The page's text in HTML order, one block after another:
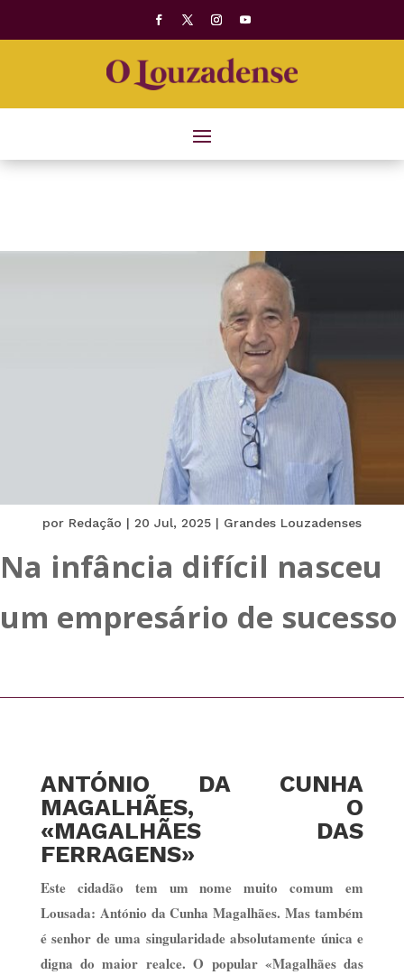
por Redação | 20 Jul, 2025 | Grandes Louzadenses
Na infância difícil nasceu
um empresário de sucesso
ANTÓNIO DA CUNHA
MAGALHÃES, O
«MAGALHÃES DAS
FERRAGENS»
Este cidadão tem um nome muito comum em
Lousada: António da Cunha Magalhães. Mas também
é senhor de uma singularidade absolutamente única e
digna do maior realce. O popular «Magalhães das